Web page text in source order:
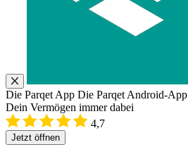
Die Parqet App Die Parqet Android-App
Dein Vermögen immer dabei
4,7
Jetzt öffnen